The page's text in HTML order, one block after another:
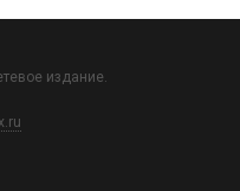
издание.